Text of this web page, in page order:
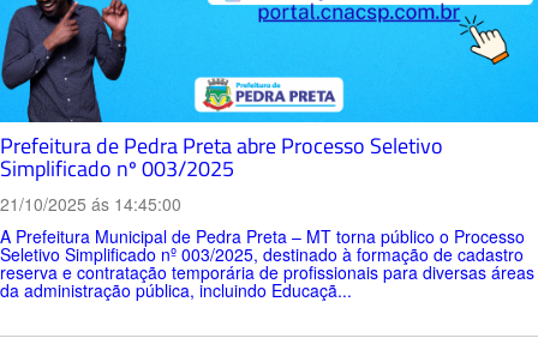
Prefeitura de Pedra Preta abre Processo Seletivo
Simplificado nº 003/2025
21/10/2025 ás 14:45:00
A Prefeitura Municipal de Pedra Preta – MT torna público o Processo
Seletivo Simplificado nº 003/2025, destinado à formação de cadastro
reserva e contratação temporária de profissionais para diversas áreas
da administração pública, incluindo Educaçã...